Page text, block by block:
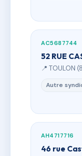
AC5687744
52 RUE
📍 TOULON
Autre
AH4717716
46 rue